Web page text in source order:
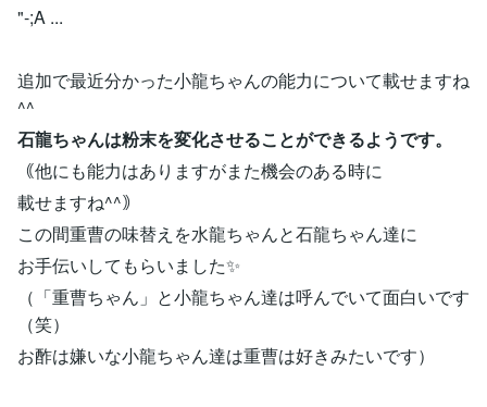
"-;A ...
追加で最近分かった小龍ちゃんの能力について載せますね
^^
石龍ちゃんは粉末を変化させることができるようです。
｟他にも能力はありますがまた機会のある時に
載せますね^^｠
この間重曹の味替えを水龍ちゃんと石龍ちゃん達に
お手伝いしてもらいました✨
（「重曹ちゃん」と小龍ちゃん達は呼んでいて面白いです
（笑）
お酢は嫌いな小龍ちゃん達は重曹は好きみたいです）